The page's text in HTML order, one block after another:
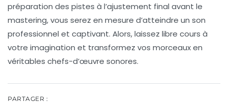
préparation des pistes à l’ajustement final avant le
mastering, vous serez en mesure d’atteindre un son
professionnel et captivant. Alors, laissez libre cours à
votre imagination et transformez vos morceaux en
véritables chefs-d’œuvre sonores.
PARTAGER :